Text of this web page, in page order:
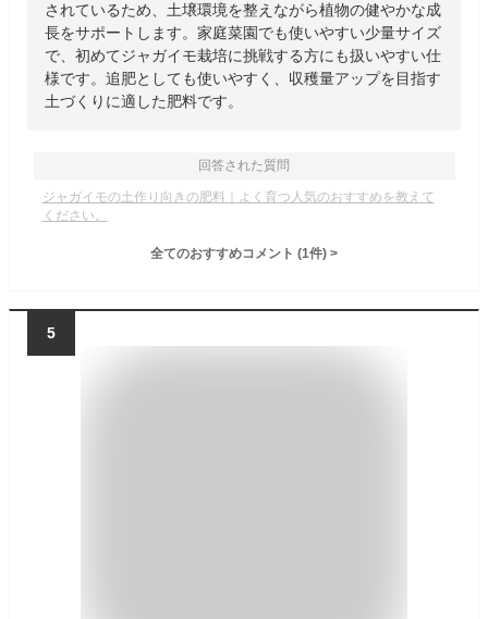
されているため、土壌環境を整えながら植物の健やかな成
長をサポートします。家庭菜園でも使いやすい少量サイズ
で、初めてジャガイモ栽培に挑戦する方にも扱いやすい仕
様です。追肥としても使いやすく、収穫量アップを目指す
土づくりに適した肥料です。
回答された質問
ジャガイモの土作り向きの肥料｜よく育つ人気のおすすめを教えて
ください。
全てのおすすめコメント (1件) >
5